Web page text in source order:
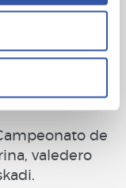
de
valedero